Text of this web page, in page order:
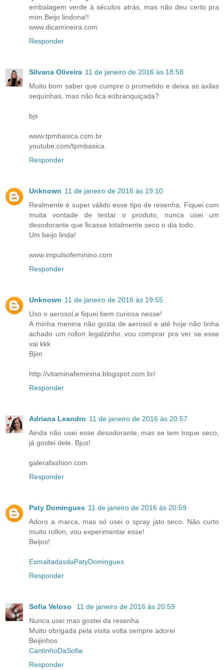
embalagem verde à séculos atrás, mas não deu certo pra
mim.Beijo lindona!!
www.dicamineira.com
Responder
Silvana Oliveira 11 de janeiro de 2016 às 18:58
Muito bom saber que cumpre o prometido e deixa as axilas
sequinhas, mas não fica esbranquiçada?
bjs
www.tpmbasica.com.br
youtube.com/tpmbasica
Responder
Unknown 11 de janeiro de 2016 às 19:10
Realmente é super válido esse tipo de resenha. Fiquei com
muita vontade de testar o produto, nunca usei um
desodorante que ficasse totalmente seco o dia todo.
Um beijo linda!
www.impulsofeminino.com
Responder
Unknown 11 de janeiro de 2016 às 19:55
Uso o aerosol,e fiquei bem curiosa nesse!
A minha menina não gosta de aerosol e até hoje não tinha
achado um rollon legalzinho..vou comprar pra ver se esse
vai kkk
Bjim
http://vitaminafeminina.blogspot.com.br/
Responder
Adriana Leandro 11 de janeiro de 2016 às 20:57
Ainda não usei esse desodorante, mas se tem toque seco,
já gostei dele. Bjus!
galerafashion.com
Responder
Paty Domingues 11 de janeiro de 2016 às 20:59
Adoro a marca, mas só usei o spray jato seco. Não curto
muito rollon, vou experimentar esse!
Beijos!
EsmaltadasdaPatyDomingues
Responder
Sofia Veloso
11 de janeiro de 2016 às 20:59
Nunca usei mas gostei da resenha
Muito obrigada pela visita volta sempre adorei
Beijinhos
CantinhoDaSofia
Responder